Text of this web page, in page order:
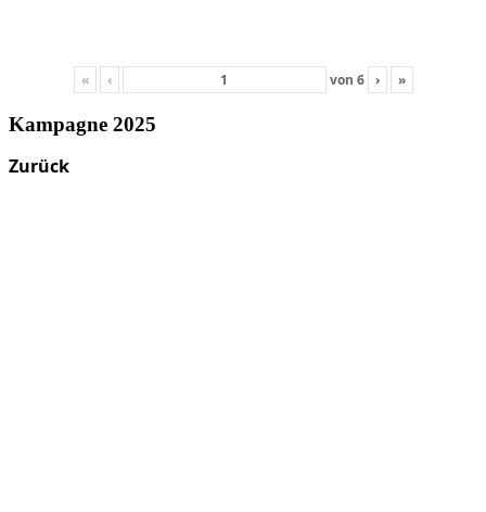
« ‹ von 6 › »
Kampagne 2025
Zurück